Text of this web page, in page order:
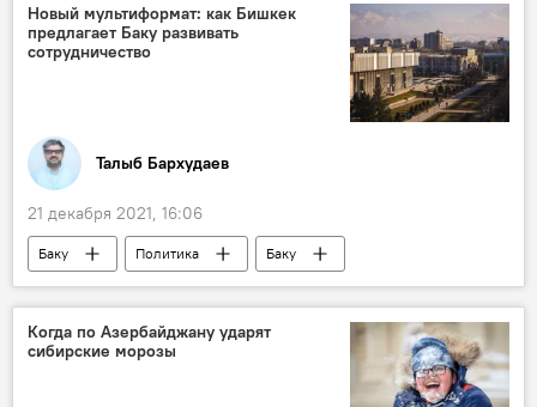
Новый мультиформат: как Бишкек
предлагает Баку развивать
сотрудничество
Талыб Бархудаев
21 декабря 2021, 16:06
Баку Политика
Баку
Бишкек
Кыргызстан
сотрудничество
формат
Азербайджан
Когда по Азербайджану ударят
сибирские морозы